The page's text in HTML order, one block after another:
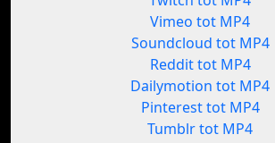
Vimeo tot MP4
Soundcloud tot MP4
Reddit tot MP4
Dailymotion tot MP4
Pinterest tot MP4
Tumblr tot MP4